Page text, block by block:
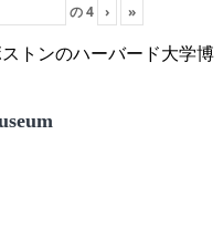
の4 › »
ストンのハーバード大学博